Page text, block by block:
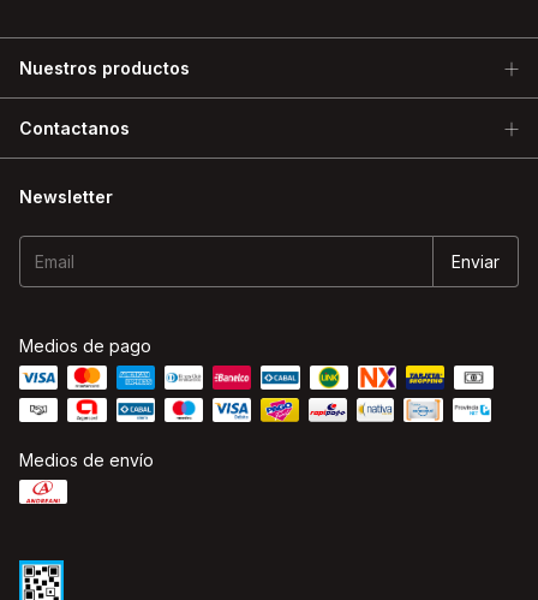
Nuestros productos
Contactanos
Newsletter
Medios de pago
Medios de envío